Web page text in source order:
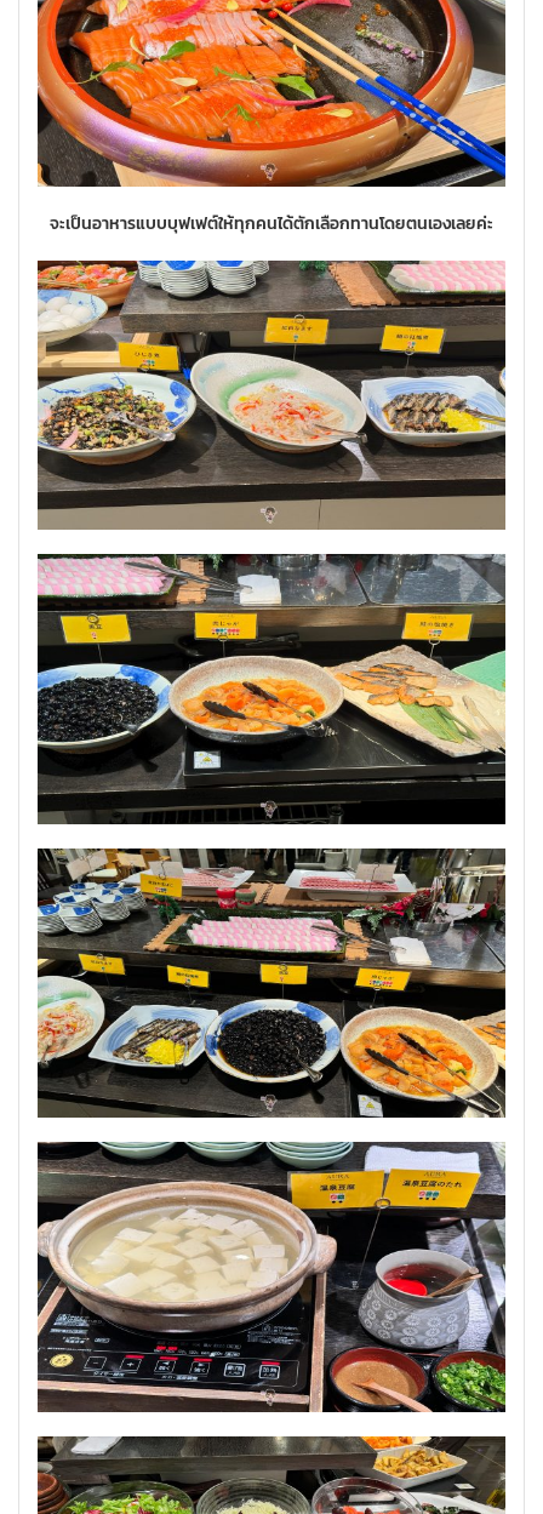
จะเป็นอาหารแบบบุฟเฟต์ให้ทุกคนได้ตักเลือกทานโดยตนเองเลยค่ะ